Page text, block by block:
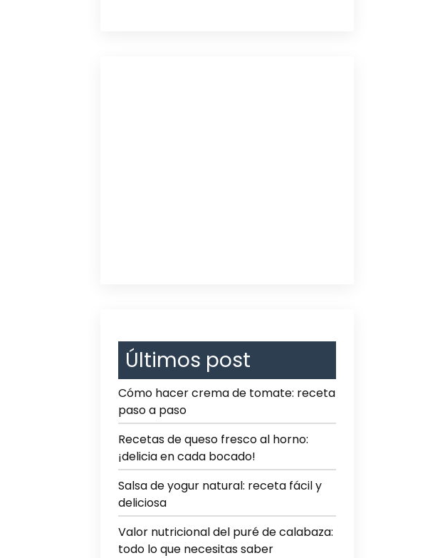
Últimos post
Cómo hacer crema de tomate: receta
paso a paso
Recetas de queso fresco al horno:
¡delicia en cada bocado!
Salsa de yogur natural: receta fácil y
deliciosa
Valor nutricional del puré de calabaza:
todo lo que necesitas saber